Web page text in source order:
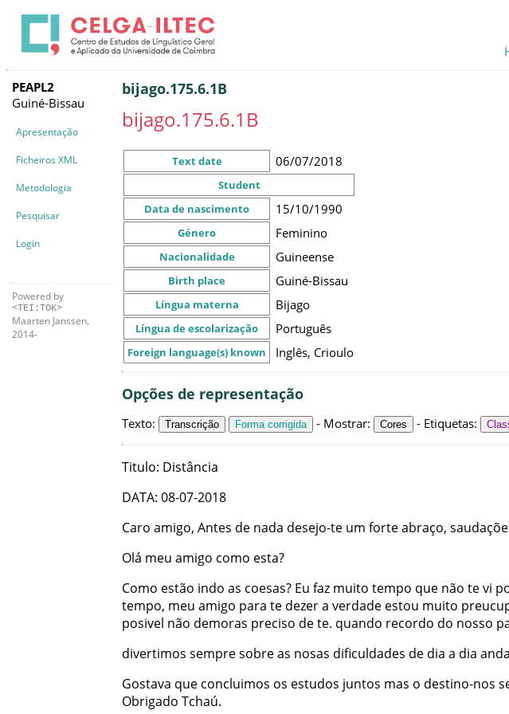
PEAPL2
Guiné-Bissau
Apresentação
Ficheiros XML
Metodologia
Pesquisar
Login
Powered by
<TEI:TOK>
Maarten Janssen,
2014-
bijago.175.6.1B
bijago.175.6.1B
Text date 06/07/2018
Student
Data de nascimento
15/10/1990
Género Feminino
Nacionalidade Guineense
Birth place Guiné-Bissau
Língua materna Bijago
Língua de escolarização Português
Foreign language(s) known Inglês, Crioulo
Opções de representação
Texto: Transcrição Forma corrigida - Mostrar: Cores - Etiquetas:
Titulo: Distância
DATA: 08-07-2018
Caro amigo, Antes de nada desejo-te um forteabraço,
Olá meu amigo como esta?
Como estão indo as coesas? Eu faz muito tempo que não tevi
tempo, meu amigo para te dezera verdade estou muito
posivel não demoras preciso dete. quando recordo do nosso
divertimos sempresobreas nosas dificuldades de dia a dia
Gostava que concluimos os estudos juntos mas o destino-nos
Obrigado Tchaú.